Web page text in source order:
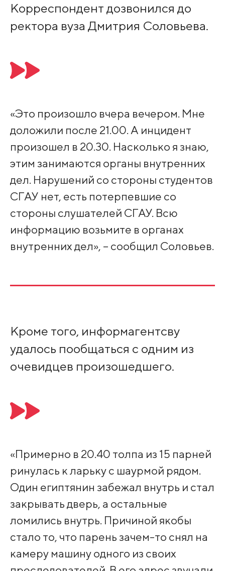
Корреспондент дозвонился до
ректора вуза Дмитрия Соловьева.
«Это произошло вчера вечером. Мне
доложили после 21.00. А инцидент
произошел в 20.30. Насколько я знаю,
этим занимаются органы внутренних
дел. Нарушений со стороны студентов
СГАУ нет, есть потерпевшие со
стороны слушателей СГАУ. Всю
информацию возьмите в органах
внутренних дел», – сообщил Соловьев.
Кроме того, информагентсву
удалось пообщаться с одним из
очевидцев произошедшего.
«Примерно в 20.40 толпа из 15 парней
ринулась к ларьку с шаурмой рядом.
Один египтянин забежал внутрь и стал
закрывать дверь, а остальные
ломились внутрь. Причиной якобы
стало то, что парень зачем-то снял на
камеру машину одного из своих